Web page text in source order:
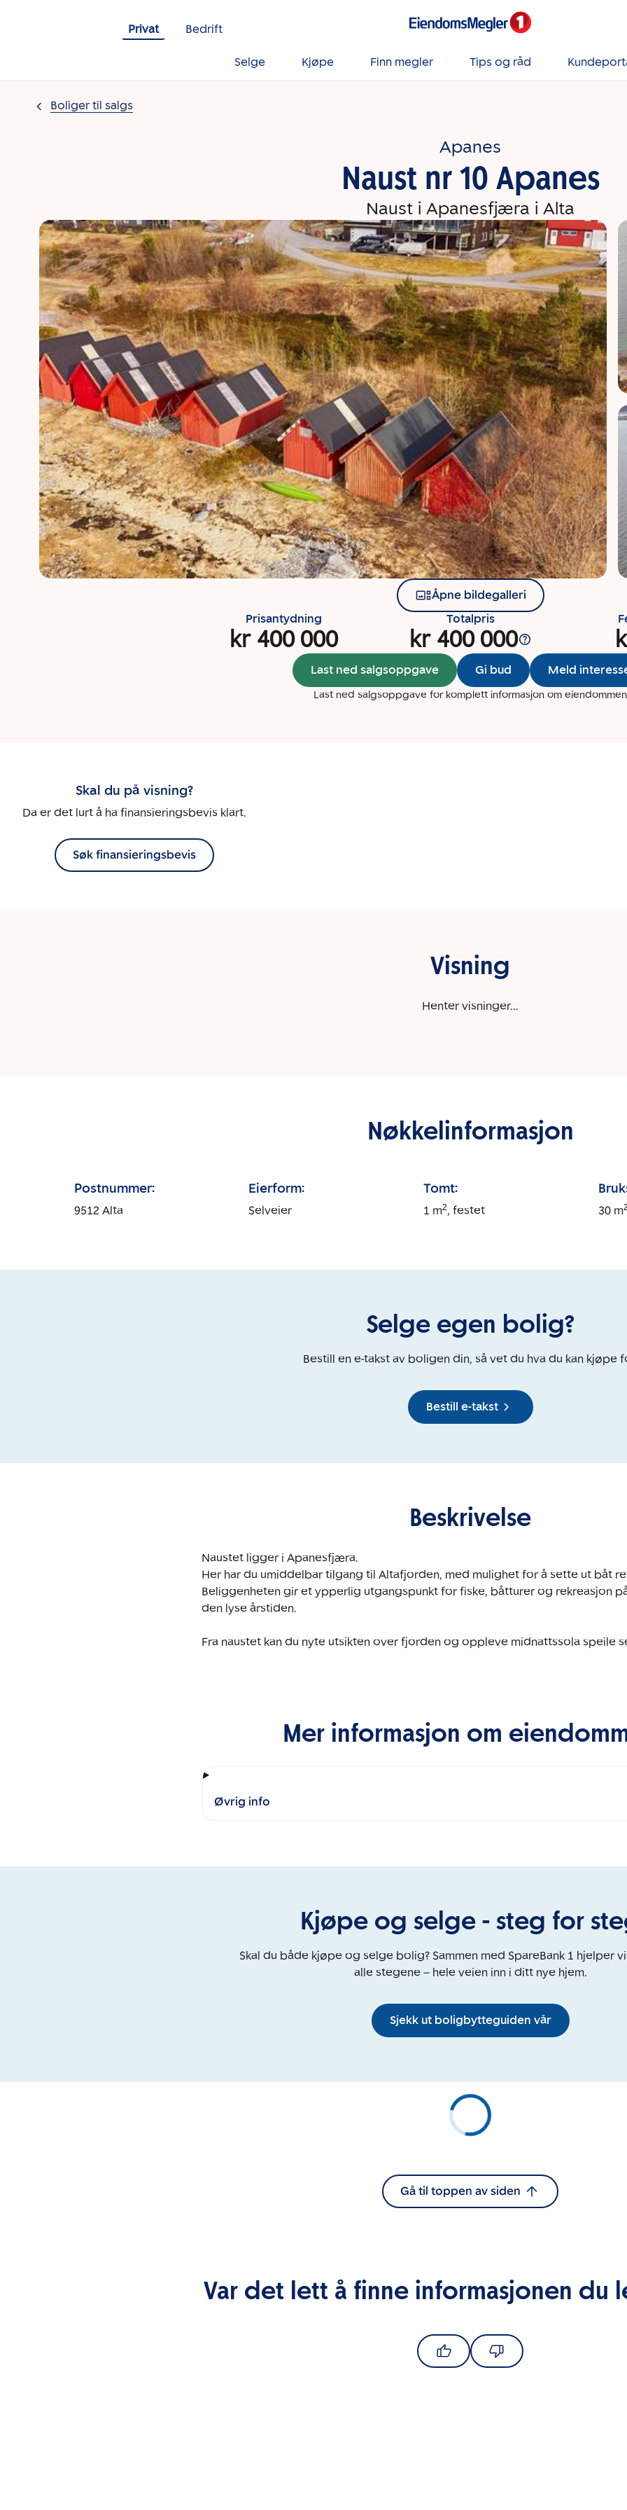
Privat
Bedrift
Selge Kjøpe Finn megler Tips og råd
Boliger til salgs
Apanes
Naust nr 10 Apanes
Naust i Apanesfjæra i Alta
Åpne bildegalleri
Prisantydning
kr 400 000
Totalpris
kr 400 000
Last ned salgsoppgave Gi bud Meld
Last ned salgsoppgave for komplett informasjon om eiendommen
Skal du på visning?
Da er det lurt å ha finansieringsbevis klart.
Søk finansieringsbevis
Visning
Henter visninger...
Nøkkelinformasjon
Postnummer:
9512 Alta
Eierform:
Selveier
Tomt:
1 m2, festet 30m
Selge egen bolig?
Bestill en e-takst av boligen din, så vet du hva du kan kjøpe
Bestill e-takst
Beskrivelse
Naustet ligger i Apanesfjæra.
Her har du umiddelbar tilgang til Altafjorden, med mulighet for å sette ut båt
Beliggenheten gir et ypperlig utgangspunkt for fiske, båtturer og rekreasjon
den lyse årstiden.
Fra naustet kan du nyte utsikten over fjorden og oppleve midnattssola speile
Mer informasjon om
Øvrig info
Kjøpe og selge - steg for
Skal du både kjøpe og selge bolig? Sammen med SpareBank 1 hjelper
alle stegene – hele veien inn i ditt nye hjem.
Sjekk ut boligbytteguiden vår
Gå til toppen av siden
Var det lett å finne informasjonen du